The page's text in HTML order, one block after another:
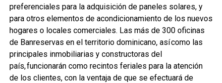
preferenciales para la adquisición de paneles solares, y
para otros elementos de acondicionamiento de los nuevos
hogares o locales comerciales. Las más de 300 oficinas
de Banreservas en el territorio dominicano, así como las
principales inmobiliarias y constructoras del
país, funcionarán como recintos feriales para la atención
de los clientes, con la ventaja de que se efectuará de